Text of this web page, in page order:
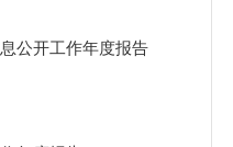
公开工作年度报告